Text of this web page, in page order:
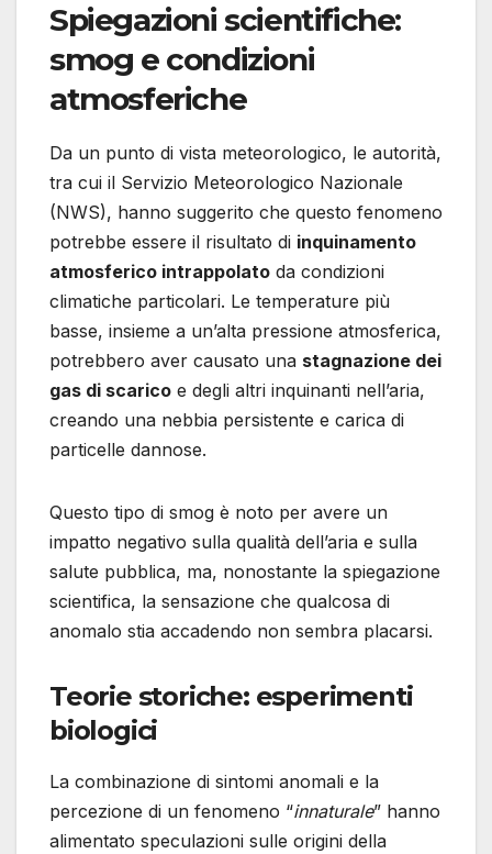
Spiegazioni scientifiche:
smog e condizioni
atmosferiche
Da un punto di vista meteorologico, le autorità,
tra cui il Servizio Meteorologico Nazionale
(NWS), hanno suggerito che questo fenomeno
potrebbe essere il risultato di inquinamento
atmosferico intrappolato da condizioni
climatiche particolari. Le temperature più
basse, insieme a un’alta pressione atmosferica,
potrebbero aver causato una stagnazione dei
gas di scarico e degli altri inquinanti nell’aria,
creando una nebbia persistente e carica di
particelle dannose.
Questo tipo di smog è noto per avere un
impatto negativo sulla qualità dell’aria e sulla
salute pubblica, ma, nonostante la spiegazione
scientifica, la sensazione che qualcosa di
anomalo stia accadendo non sembra placarsi.
Teorie storiche: esperimenti
biologici
La combinazione di sintomi anomali e la
percezione di un fenomeno “innaturale” hanno
alimentato speculazioni sulle origini della